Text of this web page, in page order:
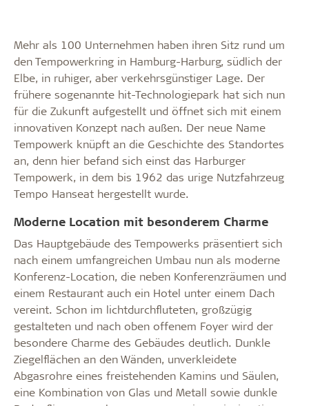
Mehr als 100 Unternehmen haben ihren Sitz rund um
den Tempowerkring in Hamburg-Harburg, südlich der
Elbe, in ruhiger, aber verkehrsgünstiger Lage. Der
frühere sogenannte hit-Technologiepark hat sich nun
für die Zukunft aufgestellt und öffnet sich mit einem
innovativen Konzept nach außen. Der neue Name
Tempowerk knüpft an die Geschichte des Standortes
an, denn hier befand sich einst das Harburger
Tempowerk, in dem bis 1962 das urige Nutzfahrzeug
Tempo Hanseat hergestellt wurde.
Moderne Location mit besonderem Charme
Das Hauptgebäude des Tempowerks präsentiert sich
nach einem umfangreichen Umbau nun als moderne
Konferenz-Location, die neben Konferenzräumen und
einem Restaurant auch ein Hotel unter einem Dach
vereint. Schon im lichtdurchfluteten, großzügig
gestalteten und nach oben offenem Foyer wird der
besondere Charme des Gebäudes deutlich. Dunkle
Ziegelflächen an den Wänden, unverkleidete
Abgasrohre eines freistehenden Kamins und Säulen,
eine Kombination von Glas und Metall sowie dunkle